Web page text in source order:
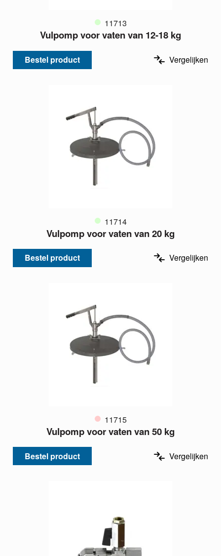
11713
Vulpomp voor vaten van 12-18 kg
Bestel product Vergelijken
11714
Vulpomp voor vaten van 20 kg
Bestel product Vergelijken
11715
Vulpomp voor vaten van 50 kg
Bestel product Vergelijken